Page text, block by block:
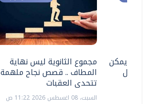
مجموع الثانوية ليس نهاية
المطاف .. قصص نجاح ملهمة
تتحدى العقبات
السبت، 08 اغسطس 2026 11:22 ص
.. هل يمكن
نتعامل